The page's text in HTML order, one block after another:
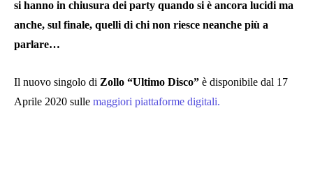
si hanno in chiusura dei party quando si è ancora lucidi ma
anche, sul finale, quelli di chi non riesce neanche più a
parlare…
Il nuovo singolo di Zollo “Ultimo Disco” è disponibile dal 17
Aprile 2020 sulle maggiori piattaforme digitali.